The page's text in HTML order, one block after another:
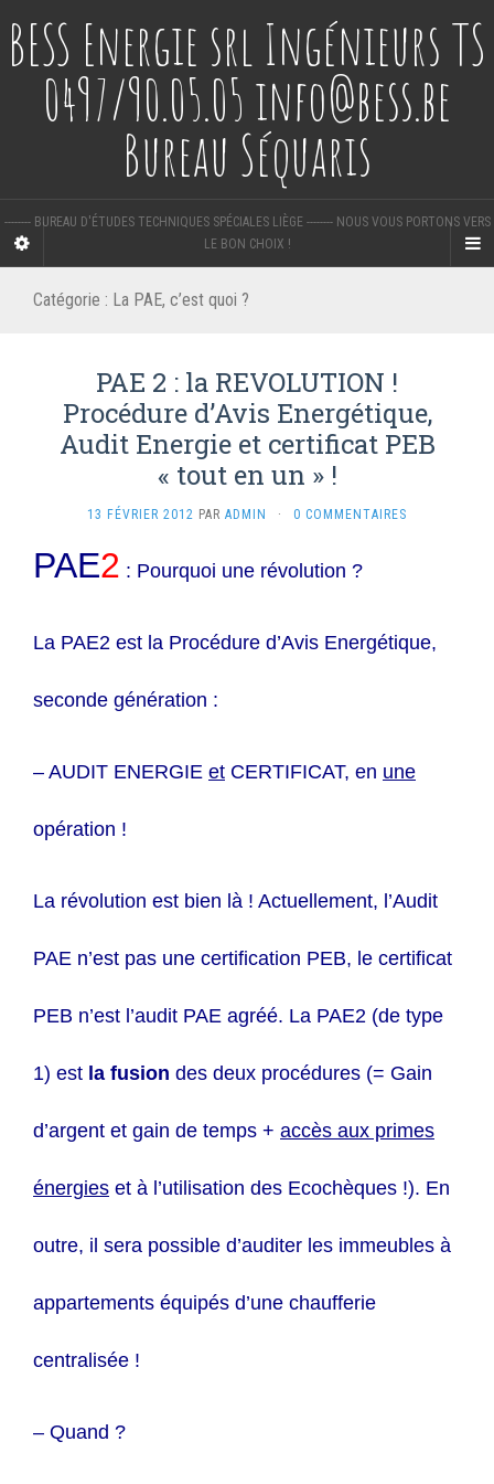
BESS Energie srl Ingénieurs TS
0497/90.05.05 info@bess.be
Bureau Séquaris
-------- BUREAU D'ÉTUDES TECHNIQUES SPÉCIALES LIÈGE -------- NOUS VOUS PORTONS VERS
LE BON CHOIX !
Catégorie : La PAE, c’est quoi ?
PAE 2 : la REVOLUTION !
Procédure d’Avis Energétique,
Audit Energie et certificat PEB
« tout en un » !
13 FÉVRIER 2012 PAR ADMIN · 0 COMMENTAIRES
PAE2 : Pourquoi une révolution ?
La PAE2 est la Procédure d’Avis Energétique,
seconde génération :
– AUDIT ENERGIE et CERTIFICAT, en une
opération !
La révolution est bien là ! Actuellement, l’Audit
PAE n’est pas une certification PEB, le certificat
PEB n’est l’audit PAE agréé. La PAE2 (de type
1) est la fusion des deux procédures (= Gain
d’argent et gain de temps + accès aux primes
énergies et à l’utilisation des Ecochèques !). En
outre, il sera possible d’auditer les immeubles à
appartements équipés d’une chaufferie
centralisée !
– Quand ?